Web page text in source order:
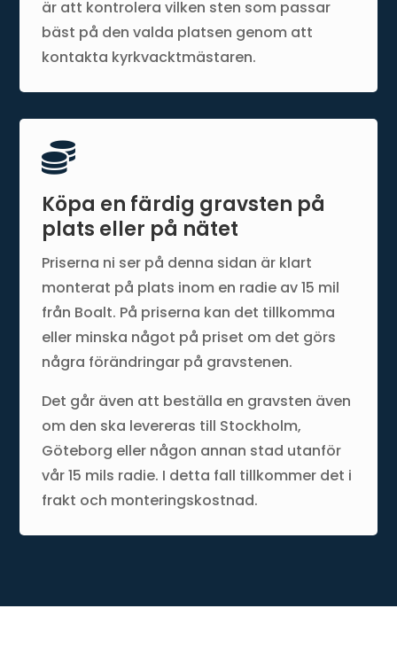
är att kontrolera vilken sten som passar
bäst på den valda platsen genom att
kontakta kyrkvacktmästaren.

Köpa en färdig gravsten på
plats eller på nätet
Priserna ni ser på denna sidan är klart
monterat på plats inom en radie av 15 mil
från Boalt. På priserna kan det tillkomma
eller minska något på priset om det görs
några förändringar på gravstenen.
Det går även att beställa en gravsten även
om den ska levereras till Stockholm,
Göteborg eller någon annan stad utanför
vår 15 mils radie. I detta fall tillkommer det i
frakt och monteringskostnad.